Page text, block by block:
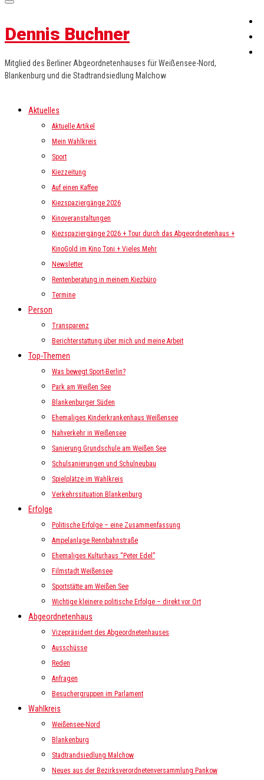
Dennis Buchner
Mitglied des Berliner Abgeordnetenhauses für Weißensee-Nord,
Blankenburg und die Stadtrandsiedlung Malchow
Aktuelles
Aktuelle Artikel
Mein Wahlkreis
Sport
Kiezzeitung
Auf einen Kaffee
Kiezspaziergänge 2026
Kinoveranstaltungen
Kiezspaziergänge 2026 + Tour durch das Abgeordnetenhaus +
KinoGold im Kino Toni + Vieles Mehr
Newsletter
Rentenberatung in meinem Kiezbüro
Termine
Person
Transparenz
Berichterstattung über mich und meine Arbeit
Top-Themen
Was bewegt Sport-Berlin?
Park am Weißen See
Blankenburger Süden
Ehemaliges Kinderkrankenhaus Weißensee
Nahverkehr in Weißensee
Sanierung Grundschule am Weißen See
Schulsanierungen und Schulneubau
Spielplätze im Wahlkreis
Verkehrssituation Blankenburg
Erfolge
Politische Erfolge – eine Zusammenfassung
Ampelanlage Rennbahnstraße
Ehemaliges Kulturhaus “Peter Edel”
Filmstadt Weißensee
Sportstätte am Weißen See
Wichtige kleinere politische Erfolge – direkt vor Ort
Abgeordnetenhaus
Vizepräsident des Abgeordnetenhauses
Ausschüsse
Reden
Anfragen
Besuchergruppen im Parlament
Wahlkreis
Weißensee-Nord
Blankenburg
Stadtrandsiedlung Malchow
Neues aus der Bezirksverordnetenversammlung Pankow